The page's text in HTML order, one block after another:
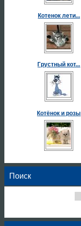
Котенок лети...
Грустный кот...
Котёнок и розы
Поиск